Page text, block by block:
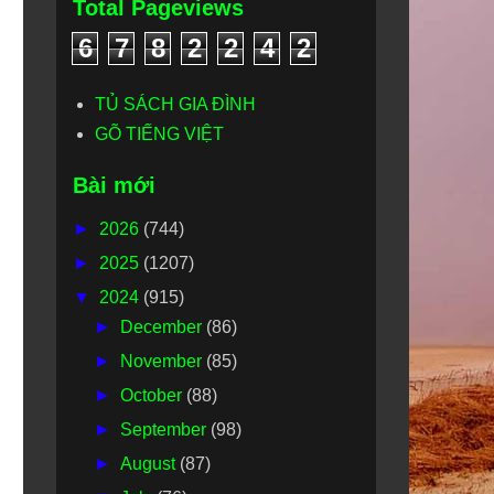
Total Pageviews
6 7 8 2 2 4 2
TỦ SÁCH GIA ĐÌNH
GÕ TIẾNG VIỆT
Bài mới
► 2026 (744)
► 2025 (1207)
▼ 2024 (915)
►
December (86)
►
November (85)
►October (88)
► September (98)
►August (87)